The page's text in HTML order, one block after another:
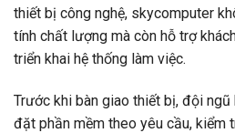
thiết bị công nghệ, skycomputer
tính chất lượng mà còn hỗ trợ
triển khai hệ thống làm việc.
Trước khi bàn giao thiết bị, đội
đặt phần mềm theo yêu cầu, kiểm